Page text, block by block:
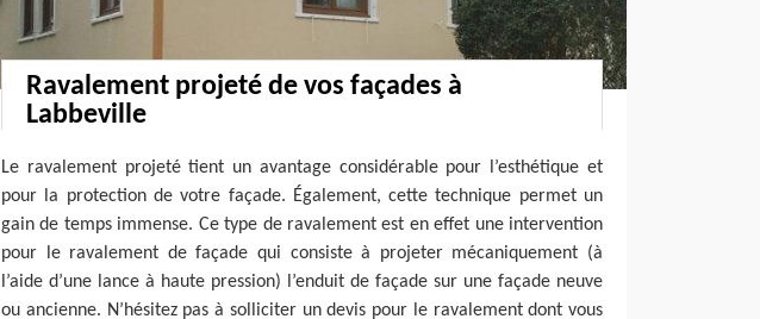
Ravalement projeté de vos façades à
Labbeville
Le ravalement projeté tient un avantage considérable pour l’esthétique et
pour la protection de votre façade. Également, cette technique permet un
gain de temps immense. Ce type de ravalement est en effet une intervention
pour le ravalement de façade qui consiste à projeter mécaniquement (à
l’aide d’une lance à haute pression) l’enduit de façade sur une façade neuve
ou ancienne. N’hésitez pas à solliciter un devis pour le ravalement dont vous